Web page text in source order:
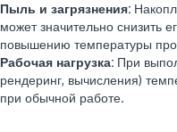
Пыль и загрязнения:
может значительно снизить
повышению температуры
Рабочая нагрузка: При
рендеринг, вычисления)
при обычной работе.